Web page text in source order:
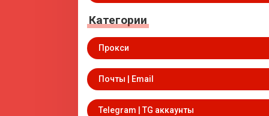
Категории
Прокси
Почты | Email
Telegram | TG аккаунты